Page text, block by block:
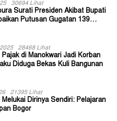
30694 Lihat
Surati Presiden Akibat Bupati
Putusan Gugatan 139
28468 Lihat
di Manokwari Jadi Korban
Diduga Bekas Kuli Bangunan
21395 Lihat
Dirinya Sendiri: Pelajaran
Bogor